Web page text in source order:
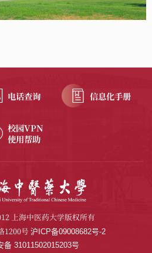
电话查询 信息化手册
校园VPN
使用帮助
上海中医药大学版权所有
1200号 沪ICP备09008682号-2
备 31011502015203号